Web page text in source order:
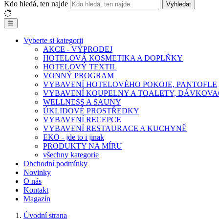
Kdo hledá, ten najde Vyhledat
☰
Vyberte si kategorii
AKCE - VÝPRODEJ
HOTELOVÁ KOSMETIKA A DOPLŇKY
HOTELOVÝ TEXTIL
VONNÝ PROGRAM
VYBAVENÍ HOTELOVÉHO POKOJE, PANTOFLE
VYBAVENÍ KOUPELNY A TOALETY,
WELLNESS A SAUNY
ÚKLIDOVÉ PROSTŘEDKY
VYBAVENÍ RECEPCE
VYBAVENÍ RESTAURACE A KUCHYNĚ
EKO - jde to i jinak
PRODUKTY NA MÍRU
všechny kategorie
Obchodní podmínky
Novinky
O nás
Kontakt
Magazín
Úvodní strana